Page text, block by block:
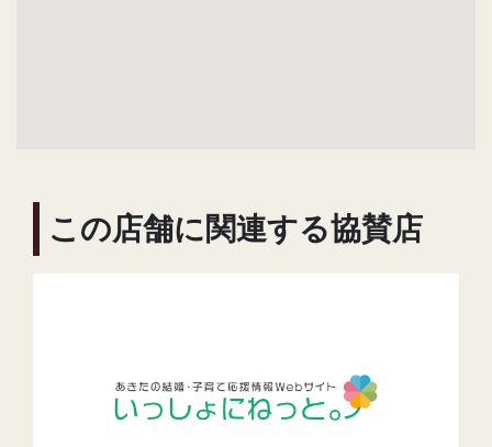
この店舗に関連する協賛店